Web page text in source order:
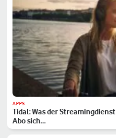
APPS
Tidal: Was der
Abo sich…